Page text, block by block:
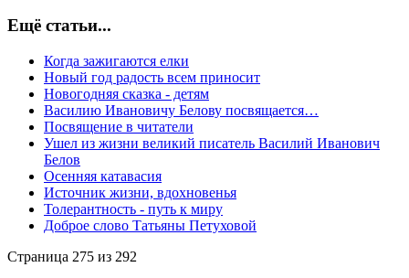
Ещё статьи...
Когда зажигаются елки
Новый год радость всем приносит
Новогодняя сказка - детям
Василию Ивановичу Белову посвящается…
Посвящение в читатели
Ушел из жизни великий писатель Василий Иванович
Белов
Осенняя катавасия
Источник жизни, вдохновенья
Толерантность - путь к миру
Доброе слово Татьяны Петуховой
Страница 275 из 292